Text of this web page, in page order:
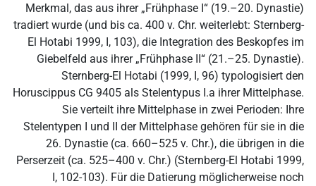
Merkmal, das aus ihrer „Frühphase I“ (19.–20. Dynastie)
tradiert wurde (und bis ca. 400 v. Chr. weiterlebt: Sternberg-
El Hotabi 1999, I, 103), die Integration des Beskopfes im
Giebelfeld aus ihrer „Frühphase II“ (21.–25. Dynastie).
Sternberg-El Hotabi (1999, I, 96) typologisiert den
Horuscippus CG 9405 als Stelentypus I.a ihrer Mittelphase.
Sie verteilt ihre Mittelphase in zwei Perioden: Ihre
Stelentypen I und II der Mittelphase gehören für sie in die
26. Dynastie (ca. 660–525 v. Chr.), die übrigen in die
Perserzeit (ca. 525–400 v. Chr.) (Sternberg-El Hotabi 1999,
I, 102-103). Für die Datierung möglicherweise noch